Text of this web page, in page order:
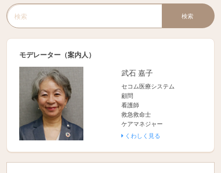
検索キーワード入力
検索
モデレーター（案内人）
武石 嘉子
セコム医療システム
顧問
看護師
救急救命士
ケアマネジャー
くわしく見る